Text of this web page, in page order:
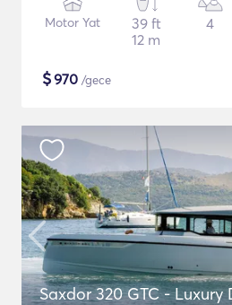
Motor Yat
39 ft
12 m
4
$970 /gece
Saxdor 320 GTC - Luxury